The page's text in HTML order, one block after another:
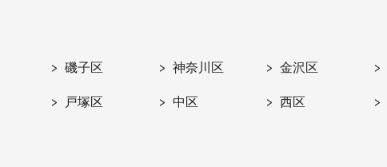
磯子区 神奈川区 金沢区
戸塚区 中区 西区